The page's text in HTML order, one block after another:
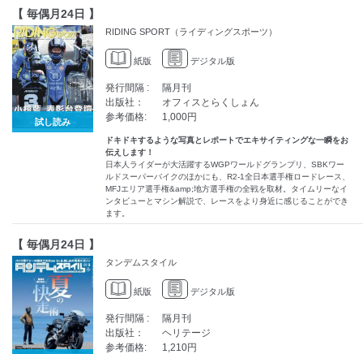
【 毎偶月24日 】
試し読み
RIDING SPORT（ライディングスポーツ）
紙版 デジタル版
発行間隔 :
隔月刊
出版社：
オフィスとらくしょん
参考価格:
1,000円
ドキドキするような写真とレポートでエキサイティングな一瞬をお
伝えします！
日本人ライダーが大活躍するWGPワールドグランプリ、SBKワー
ルドスーパーバイクのほかにも、R2-1全日本選手権ロードレース、
MFJエリア選手権&amp;地方選手権の全戦を取材。タイムリーなイ
ンタビューとマシン解説で、レースをより身近に感じることができ
ます。
【 毎偶月24日 】
タンデムスタイル
紙版 デジタル版
発行間隔 :
隔月刊
出版社：
ヘリテージ
参考価格:
1,210円